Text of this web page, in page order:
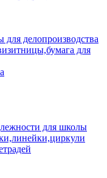
делопроизводства
для
для школы